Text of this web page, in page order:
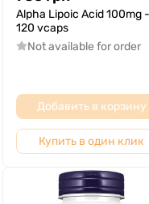
Alpha Lipoic Acid 100mg -
120 vcaps
Not available for order
Добавить в корзину
Купить в один клик